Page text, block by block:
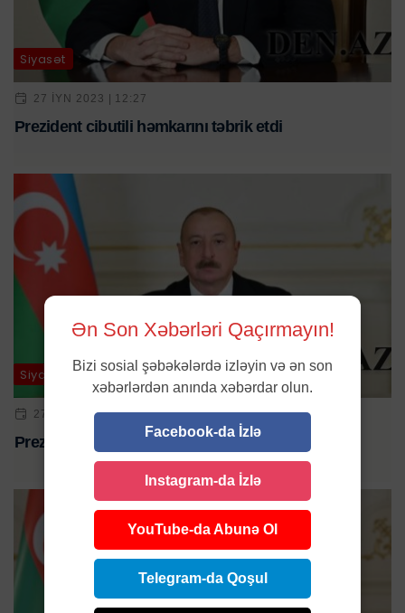
Siyasət
27 IYN 2023 | 12:27
Prezident cibutili həmkarını təbrik etdi
Siyasət
27 AVQ 2024 | 11:03
Prezident Maya Sandunu təbrik etdi
Ən Son Xəbərləri Qaçırmayın!
Bizi sosial şəbəkələrdə izləyin və ən son
xəbərlərdən anında xəbərdar olun.
Facebook-da İzlə
Instagram-da İzlə
YouTube-da Abunə Ol
Telegram-da Qoşul